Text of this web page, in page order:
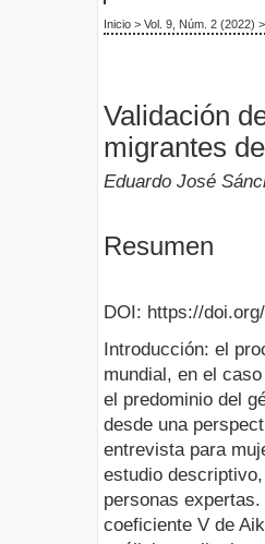
Inicio > Vol. 9, Núm. 2 (2022) >
Validación
migrantes
Eduardo José
Resumen
DOI: https://
Introducción: el
mundial, en el
el predominio del
desde una
entrevista para
estudio
personas
coeficiente V de